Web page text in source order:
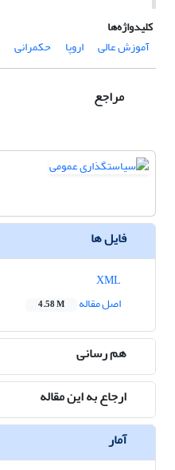
کلیدواژه‌ها
آموزش عالی
اروپا حکمرانی
مراجع
فایل ها
اصل مقاله
4.58 M
هم رسانی
ارجاع به این مقاله
آمار